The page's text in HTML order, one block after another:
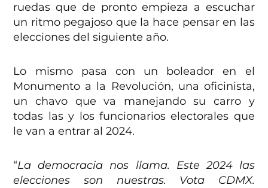
ruedas que de pronto empieza a escuchar
un ritmo pegajoso que la hace pensar en las
elecciones del siguiente año.
Lo mismo pasa con un boleador en el
Monumento a la Revolución, una oficinista,
un chavo que va manejando su carro y
todas las y los funcionarios electorales que
le van a entrar al 2024.
“La democracia nos llama. Este 2024 las
elecciones son nuestras. Vota CDMX.